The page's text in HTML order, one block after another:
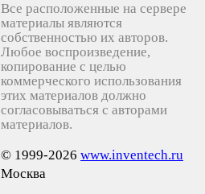
Все расположенные на сервере
материалы являются
собственностью их авторов.
Любое воспроизведение,
копирование с целью
коммерческого использования
этих материалов должно
согласовываться с авторами
материалов.
© 1999-2026 www.inventech.ru
Москва